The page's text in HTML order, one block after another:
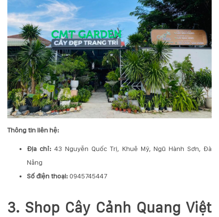
Thông tin liên hệ:
Địa chỉ:43 Nguyễn Quốc Trị, Khuê Mỹ, Ngũ Hành Sơn, Đà
Nẵng
Số điện thoại: 0945745447
3. Shop Cây Cảnh Quang Việt